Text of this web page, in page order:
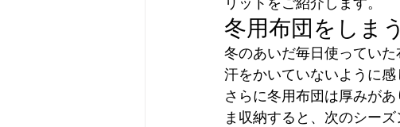
リットをご紹介します。
冬用布団をしま
冬のあいだ毎日使ってい
汗をかいていないように感
さらに冬用布団は厚みが
ま収納すると、次のシー